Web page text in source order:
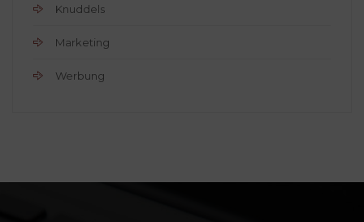
Knuddels
Marketing
Werbung